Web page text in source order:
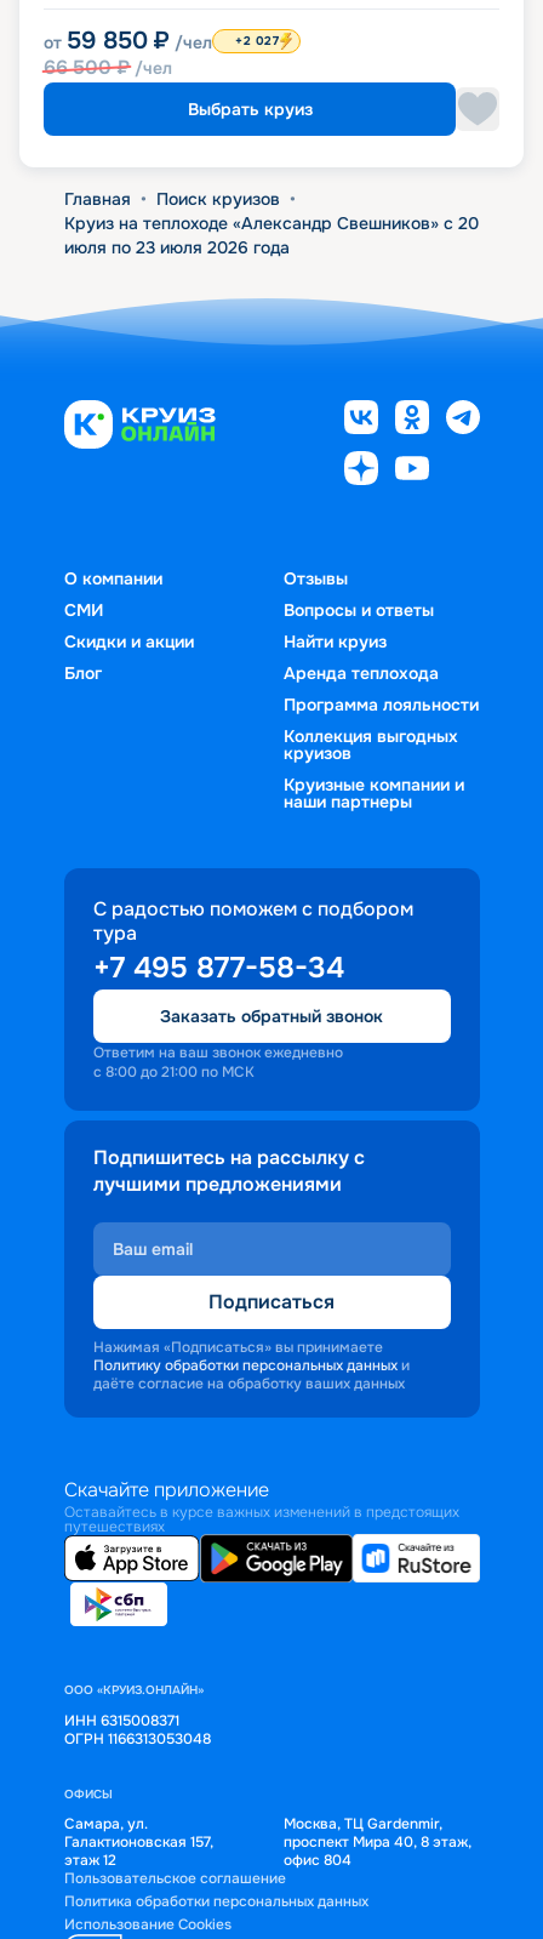
от 59 850 ₽ /чел
66 500₽ /чел
+2 027
Выбрать круиз
Главная • Поиск круизов •
Круиз на теплоходе «Александр Свешников» с 20
июля по 23 июля 2026 года
О компании
СМИ
Скидки и акции
Блог
Отзывы
Вопросы и ответы
Найти круиз
Аренда теплохода
Программа лояльности
Коллекция выгодных
круизов
Круизные компании и
наши партнеры
С радостью поможем с подбором
тура
+7 495 877-58-34
Заказать обратный звонок
Ответим на ваш звонок ежедневно
с 8:00 до 21:00 по МСК
Подпишитесь на рассылку с
лучшими предложениями
Подписаться
Нажимая «Подписаться» вы принимаете
Политику обработки персональных данных и
даёте согласие на обработку ваших данных
Скачайте приложение
Оставайтесь в курсе важных изменений в предстоящих
путешествиях
ООО «КРУИЗ.ОНЛАЙН»
ИНН 6315008371
ОГРН 1166313053048
ОФИСЫ
Самара, ул.
Галактионовская 157,
этаж 12
Москва, ТЦ Gardenmir,
проспект Мира 40, 8 этаж,
офис 804
Пользовательское соглашение
Политика обработки персональных данных
Использование Cookies